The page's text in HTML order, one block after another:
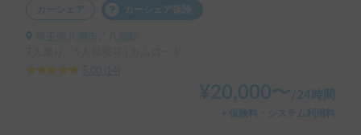
カーシェア カーシェア保険
埼玉県八潮市, ' 八潮駅
5.00
14
¥20,000〜 /24時間
＋保険料・システム利用料